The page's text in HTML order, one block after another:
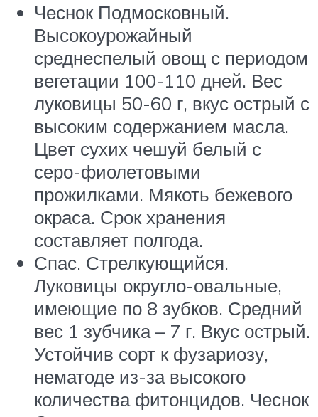
Чеснок Подмосковный.
Высокоурожайный
среднеспелый овощ с периодом
вегетации 100-110 дней. Вес
луковицы 50-60 г, вкус острый с
высоким содержанием масла.
Цвет сухих чешуй белый с
серо-фиолетовыми
прожилками. Мякоть бежевого
окраса. Срок хранения
составляет полгода.
Спас. Стрелкующийся.
Луковицы округло-овальные,
имеющие по 8 зубков. Средний
вес 1 зубчика – 7 г. Вкус острый.
Устойчив сорт к фузариозу,
нематоде из-за высокого
количества фитонцидов. Чеснок